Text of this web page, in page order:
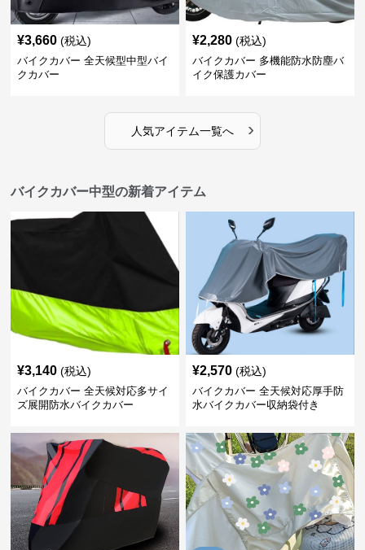
¥3,660 (税込)
バイクカバー 全天候型中型バイ
クカバー
¥2,280 (税込)
バイクカバー 多機能防水防塵バ
イク保護カバー
人気アイテム一覧へ ›
バイクカバー中型の新着アイテム
¥3,140 (税込)
バイクカバー 全天候対応多サイ
ズ展開防水バイクカバー
¥2,570 (税込)
バイクカバー 全天候対応厚手防
水バイクカバー収納袋付き